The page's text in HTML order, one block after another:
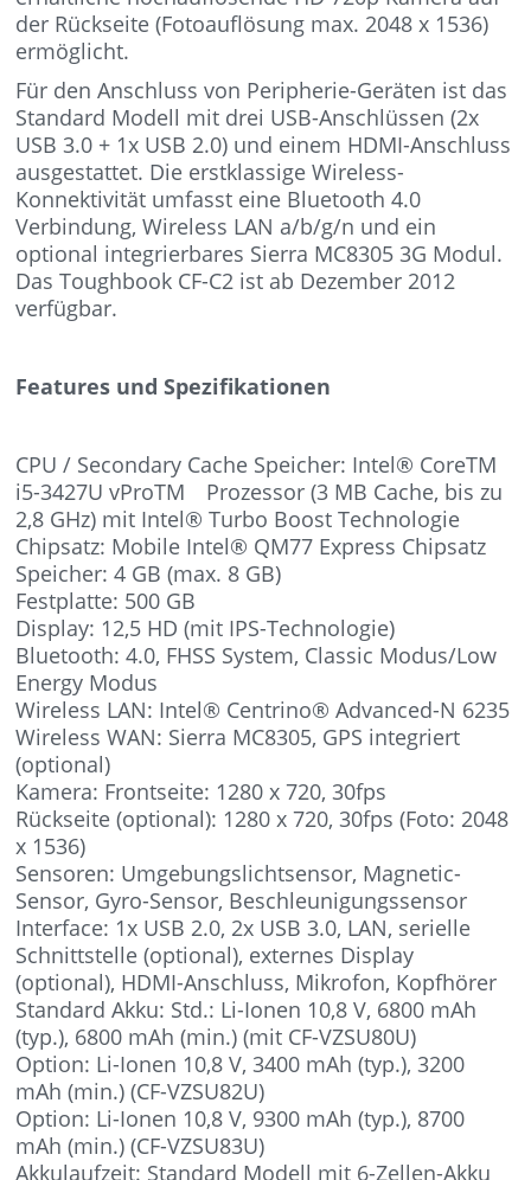
der Rückseite (Fotoauflösung max. 2048 x 1536)
ermöglicht.
Für den Anschluss von Peripherie-Geräten ist das
Standard Modell mit drei USB-Anschlüssen (2x
USB 3.0 + 1x USB 2.0) und einem HDMI-Anschluss
ausgestattet. Die erstklassige Wireless-
Konnektivität umfasst eine Bluetooth 4.0
Verbindung, Wireless LAN a/b/g/n und ein
optional integrierbares Sierra MC8305 3G Modul.
Das Toughbook CF-C2 ist ab Dezember 2012
verfügbar.
Features und Spezifikationen
CPU / Secondary Cache Speicher: Intel® CoreTM
i5-3427U vProTM Prozessor (3 MB Cache, bis zu
2,8 GHz) mit Intel® Turbo Boost Technologie
Chipsatz: Mobile Intel® QM77 Express Chipsatz
Speicher: 4 GB (max. 8 GB)
Festplatte: 500 GB
Display: 12,5 HD (mit IPS-Technologie)
Bluetooth: 4.0, FHSS System, Classic Modus/Low
Energy Modus
Wireless LAN: Intel® Centrino® Advanced-N 6235
Wireless WAN: Sierra MC8305, GPS integriert
(optional)
Kamera: Frontseite: 1280 x 720, 30fps
Rückseite (optional): 1280 x 720, 30fps (Foto: 2048
x 1536)
Sensoren: Umgebungslichtsensor, Magnetic-
Sensor, Gyro-Sensor, Beschleunigungssensor
Interface: 1x USB 2.0, 2x USB 3.0, LAN, serielle
Schnittstelle (optional), externes Display
(optional), HDMI-Anschluss, Mikrofon, Kopfhörer
Standard Akku: Std.: Li-Ionen 10,8 V, 6800 mAh
(typ.), 6800 mAh (min.) (mit CF-VZSU80U)
Option: Li-Ionen 10,8 V, 3400 mAh (typ.), 3200
mAh (min.) (CF-VZSU82U)
Option: Li-Ionen 10,8 V, 9300 mAh (typ.), 8700
mAh (min.) (CF-VZSU83U)
Akkulaufzeit: Standard Modell mit 6-Zellen-Akku